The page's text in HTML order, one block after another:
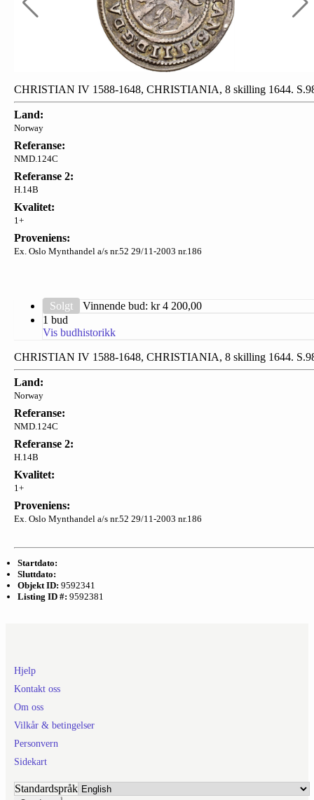
CHRISTIAN IV 1588-1648, CHRISTIANIA, 8 skilling 1644.
Land:
Norway
Referanse:
NMD.124C
Referanse 2:
H.14B
Kvalitet:
1+
Proveniens:
Ex. Oslo Mynthandel a/s nr.52 29/11-2003 nr.186
Solgt Vinnende bud: kr4 200,00
1 bud
Vis budhistorikk
CHRISTIAN IV 1588-1648, CHRISTIANIA, 8 skilling 1644.
Land:
Norway
Referanse:
NMD.124C
Referanse 2:
H.14B
Kvalitet:
1+
Proveniens:
Ex. Oslo Mynthandel a/s nr.52 29/11-2003 nr.186
Startdato:
Sluttdato:
Objekt ID: 9592341
Listing ID #: 9592381
Hjelp
Kontakt oss
Om oss
Vilkår & betingelser
Personvern
Sidekart
Standardspråk